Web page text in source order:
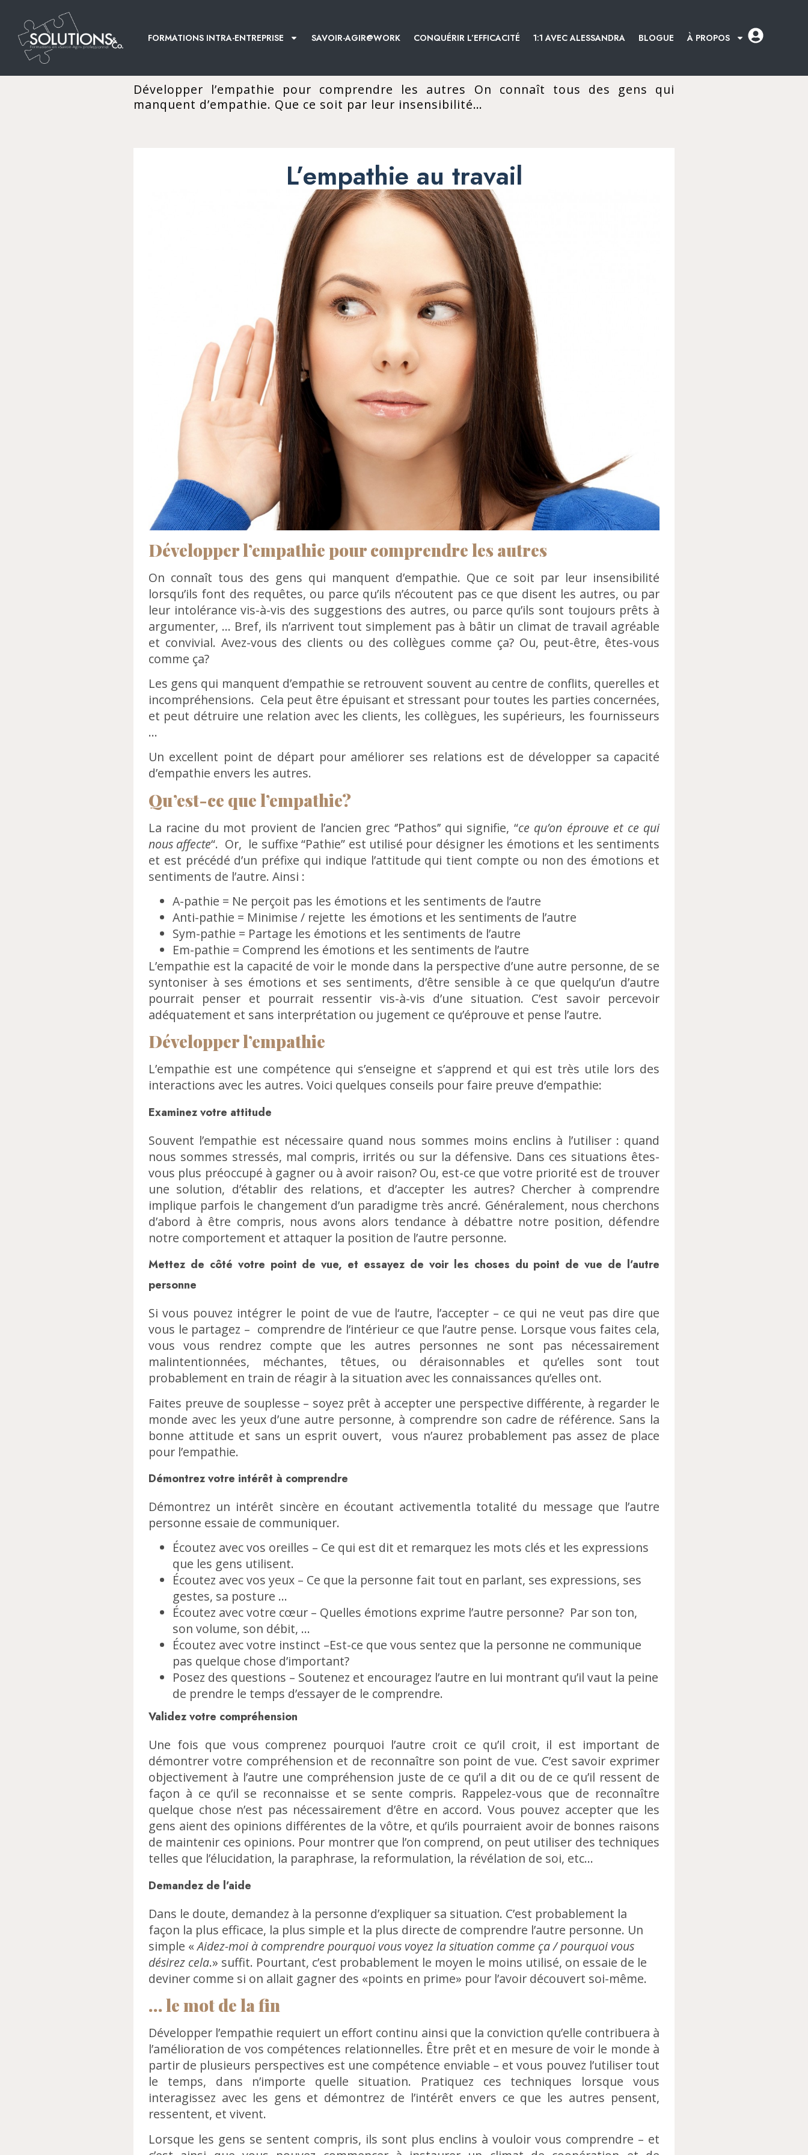
FORMATIONS INTRA-ENTREPRISE SAVOIR-AGIR@WORK CONQUÉRIR L’EFFICACITÉ 1:1 AVEC ALESSANDRA BLOGUE À PROPOS
Développer l’empathie pour comprendre les autres On connaît tous des gens qui
manquent d’empathie. Que ce soit par leur insensibilité…
L’empathie au travail
Développer l’empathie pour comprendre les autres
On connaît tous des gens qui manquent d’empathie. Que ce soit par leur insensibilité
lorsqu’ils font des requêtes, ou parce qu’ils n’écoutent pas ce que disent les autres, ou par
leur intolérance vis-à-vis des suggestions des autres, ou parce qu’ils sont toujours prêts à
argumenter, … Bref, ils n’arrivent tout simplement pas à bâtir un climat de travail agréable
et convivial. Avez-vous des clients ou des collègues comme ça? Ou, peut-être, êtes-vous
comme ça?
Les gens qui manquent d’empathie se retrouvent souvent au centre de conflits, querelles et
incompréhensions. Cela peut être épuisant et stressant pour toutes les parties concernées,
et peut détruire une relation avec les clients, les collègues, les supérieurs, les fournisseurs
…
Un excellent point de départ pour améliorer ses relations est de développer sa capacité
d’empathie envers les autres.
Qu’est-ce que l’empathie?
La racine du mot provient de l’ancien grec ‘’Pathos’’ qui signifie, “ce qu’on éprouve et ce qui
nous affecte“. Or, le suffixe “Pathie” est utilisé pour désigner les émotions et les sentiments
et est précédé d’un préfixe qui indique l’attitude qui tient compte ou non des émotions et
sentiments de l’autre. Ainsi :
A-pathie = Ne perçoit pas les émotions et les sentiments de l’autre
Anti-pathie = Minimise / rejette les émotions et les sentiments de l’autre
Sym-pathie = Partage les émotions et les sentiments de l’autre
Em-pathie = Comprend les émotions et les sentiments de l’autre
L’empathie est la capacité de voir le monde dans la perspective d’une autre personne, de se
syntoniser à ses émotions et ses sentiments, d’être sensible à ce que quelqu’un d’autre
pourrait penser et pourrait ressentir vis-à-vis d’une situation. C’est savoir percevoir
adéquatement et sans interprétation ou jugement ce qu’éprouve et pense l’autre.
Développer l’empathie
L’empathie est une compétence qui s’enseigne et s’apprend et qui est très utile lors des
interactions avec les autres. Voici quelques conseils pour faire preuve d’empathie:
Examinez votre attitude
Souvent l’empathie est nécessaire quand nous sommes moins enclins à l’utiliser : quand
nous sommes stressés, mal compris, irrités ou sur la défensive. Dans ces situations êtes-
vous plus préoccupé à gagner ou à avoir raison? Ou, est-ce que votre priorité est de trouver
une solution, d’établir des relations, et d’accepter les autres? Chercher à comprendre
implique parfois le changement d’un paradigme très ancré. Généralement, nous cherchons
d’abord à être compris, nous avons alors tendance à débattre notre position, défendre
notre comportement et attaquer la position de l’autre personne.
Mettez de côté votre point de vue, et essayez de voir les choses du point de vue de l’autre
personne
Si vous pouvez intégrer le point de vue de l‘autre, l’accepter – ce qui ne veut pas dire que
vous le partagez – comprendre de l’intérieur ce que l’autre pense. Lorsque vous faites cela,
vous vous rendrez compte que les autres personnes ne sont pas nécessairement
malintentionnées, méchantes, têtues, ou déraisonnables et qu’elles sont tout
probablement en train de réagir à la situation avec les connaissances qu’elles ont.
Faites preuve de souplesse – soyez prêt à accepter une perspective différente, à regarder le
monde avec les yeux d’une autre personne, à comprendre son cadre de référence. Sans la
bonne attitude et sans un esprit ouvert, vous n’aurez probablement pas assez de place
pour l’empathie.
Démontrez votre intérêt à comprendre
Démontrez un intérêt sincère en écoutant activementla totalité du message que l’autre
personne essaie de communiquer.
Écoutez avec vos oreilles – Ce qui est dit et remarquez les mots clés et les expressions
que les gens utilisent.
Écoutez avec vos yeux – Ce que la personne fait tout en parlant, ses expressions, ses
gestes, sa posture …
Écoutez avec votre cœur – Quelles émotions exprime l’autre personne? Par son ton,
son volume, son débit, …
Écoutez avec votre instinct –Est-ce que vous sentez que la personne ne communique
pas quelque chose d’important?
Posez des questions – Soutenez et encouragez l’autre en lui montrant qu’il vaut la peine
de prendre le temps d’essayer de le comprendre.
Validez votre compréhension
Une fois que vous comprenez pourquoi l’autre croit ce qu’il croit, il est important de
démontrer votre compréhension et de reconnaître son point de vue. C’est savoir exprimer
objectivement à l’autre une compréhension juste de ce qu’il a dit ou de ce qu’il ressent de
façon à ce qu’il se reconnaisse et se sente compris. Rappelez-vous que de reconnaître
quelque chose n’est pas nécessairement d’être en accord. Vous pouvez accepter que les
gens aient des opinions différentes de la vôtre, et qu’ils pourraient avoir de bonnes raisons
de maintenir ces opinions. Pour montrer que l’on comprend, on peut utiliser des techniques
telles que l’élucidation, la paraphrase, la reformulation, la révélation de soi, etc…
Demandez de l’aide
Dans le doute, demandez à la personne d’expliquer sa situation. C’est probablement la
façon la plus efficace, la plus simple et la plus directe de comprendre l’autre personne. Un
simple «Aidez-moi à comprendre pourquoi vous voyez la situation comme ça / pourquoi vous
désirez cela.» suffit. Pourtant, c’est probablement le moyen le moins utilisé, on essaie de le
deviner comme si on allait gagner des «points en prime» pour l’avoir découvert soi-même.
… le mot de la fin
Développer l’empathie requiert un effort continu ainsi que la conviction qu’elle contribuera à
l’amélioration de vos compétences relationnelles. Être prêt et en mesure de voir le monde à
partir de plusieurs perspectives est une compétence enviable – et vous pouvez l’utiliser tout
le temps, dans n’importe quelle situation. Pratiquez ces techniques lorsque vous
interagissez avec les gens et démontrez de l’intérêt envers ce que les autres pensent,
ressentent, et vivent.
Lorsque les gens se sentent compris, ils sont plus enclins à vouloir vous comprendre – et